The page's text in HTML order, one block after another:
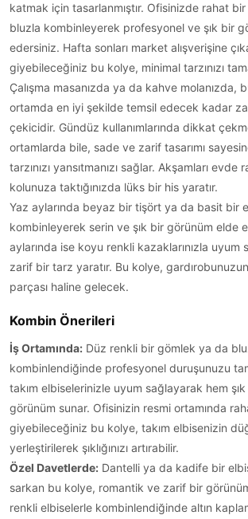
katmak için tasarlanmıştır. Ofisinizde rahat
bluzla kombinleyerek profesyonel ve şık bir
edersiniz. Hafta sonları market alışverişine
giyebileceğiniz bu kolye, minimal tarzınızı
Çalışma masanızda ya da kahve molanızda,
ortamda en iyi şekilde temsil edecek kadar
çekicidir. Gündüz kullanımlarında dikkat
ortamlarda bile, sade ve zarif tasarımı
tarzınızı yansıtmanızı sağlar. Akşamları
kolunuza taktığınızda lüks bir his yaratır.
Yaz aylarında beyaz bir tişört ya da basit bir
kombinleyerek serin ve şık bir görünüm elde
aylarında ise koyu renkli kazaklarınızla uyum
zarif bir tarz yaratır. Bu kolye,
parçası haline gelecek.
Kombin Önerileri
İş Ortamında: Düz renkli bir gömlek ya da
kombinlendiğinde profesyonel duruşunuzu
takım elbiselerinizle uyum sağlayarak hem
görünüm sunar. Ofisinizin resmi ortamında
giyebileceğiniz bu kolye, takım elbisenizin
yerleştirilerek şıklığınızı artırabilir.
Özel Davetlerde: Dantelli ya da kadife bir
sarkan bu kolye, romantik ve zarif bir
renkli elbiselerle kombinlendiğinde altın